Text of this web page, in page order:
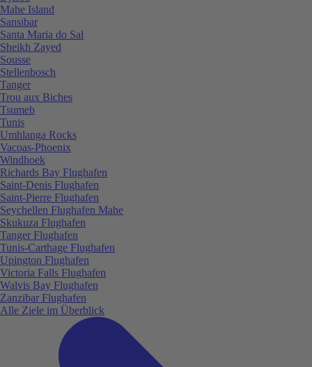
Mahe Island
Sansibar
Santa Maria do Sal
Sheikh Zayed
Sousse
Stellenbosch
Tanger
Trou aux Biches
Tsumeb
Tunis
Umhlanga Rocks
Vacoas-Phoenix
Windhoek
Richards Bay Flughafen
Saint-Denis Flughafen
Saint-Pierre Flughafen
Seychellen Flughafen Mahe
Skukuza Flughafen
Tanger Flughafen
Tunis-Carthage Flughafen
Upington Flughafen
Victoria Falls Flughafen
Walvis Bay Flughafen
Zanzibar Flughafen
Alle Ziele im Überblick